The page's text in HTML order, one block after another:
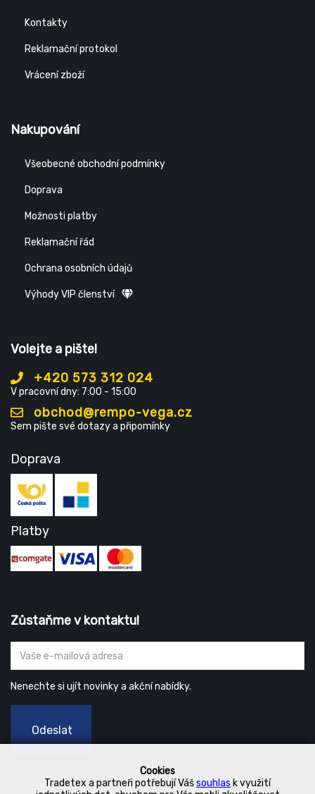
Cookies
Tradetex a partneři potřebují Vášsouhlas k využití
Kontakty
Reklamační protokol
Vrácení zboží
Nakupování
Všeobecné obchodní podmínky
Doprava
Možnosti platby
Reklamační řád
Ochrana osobních údajů
Výhody VIP členství
Volejte a pište!
+420 573 312 024
V pracovní dny: 7:00 - 15:00
obchod@rempo-vega.cz
Sem pište své dotazy a připomínky
Doprava
Platby
Zůstaňme v kontaktu!
Nenechte si ujít novinky a akční nabídky.
Odeslat